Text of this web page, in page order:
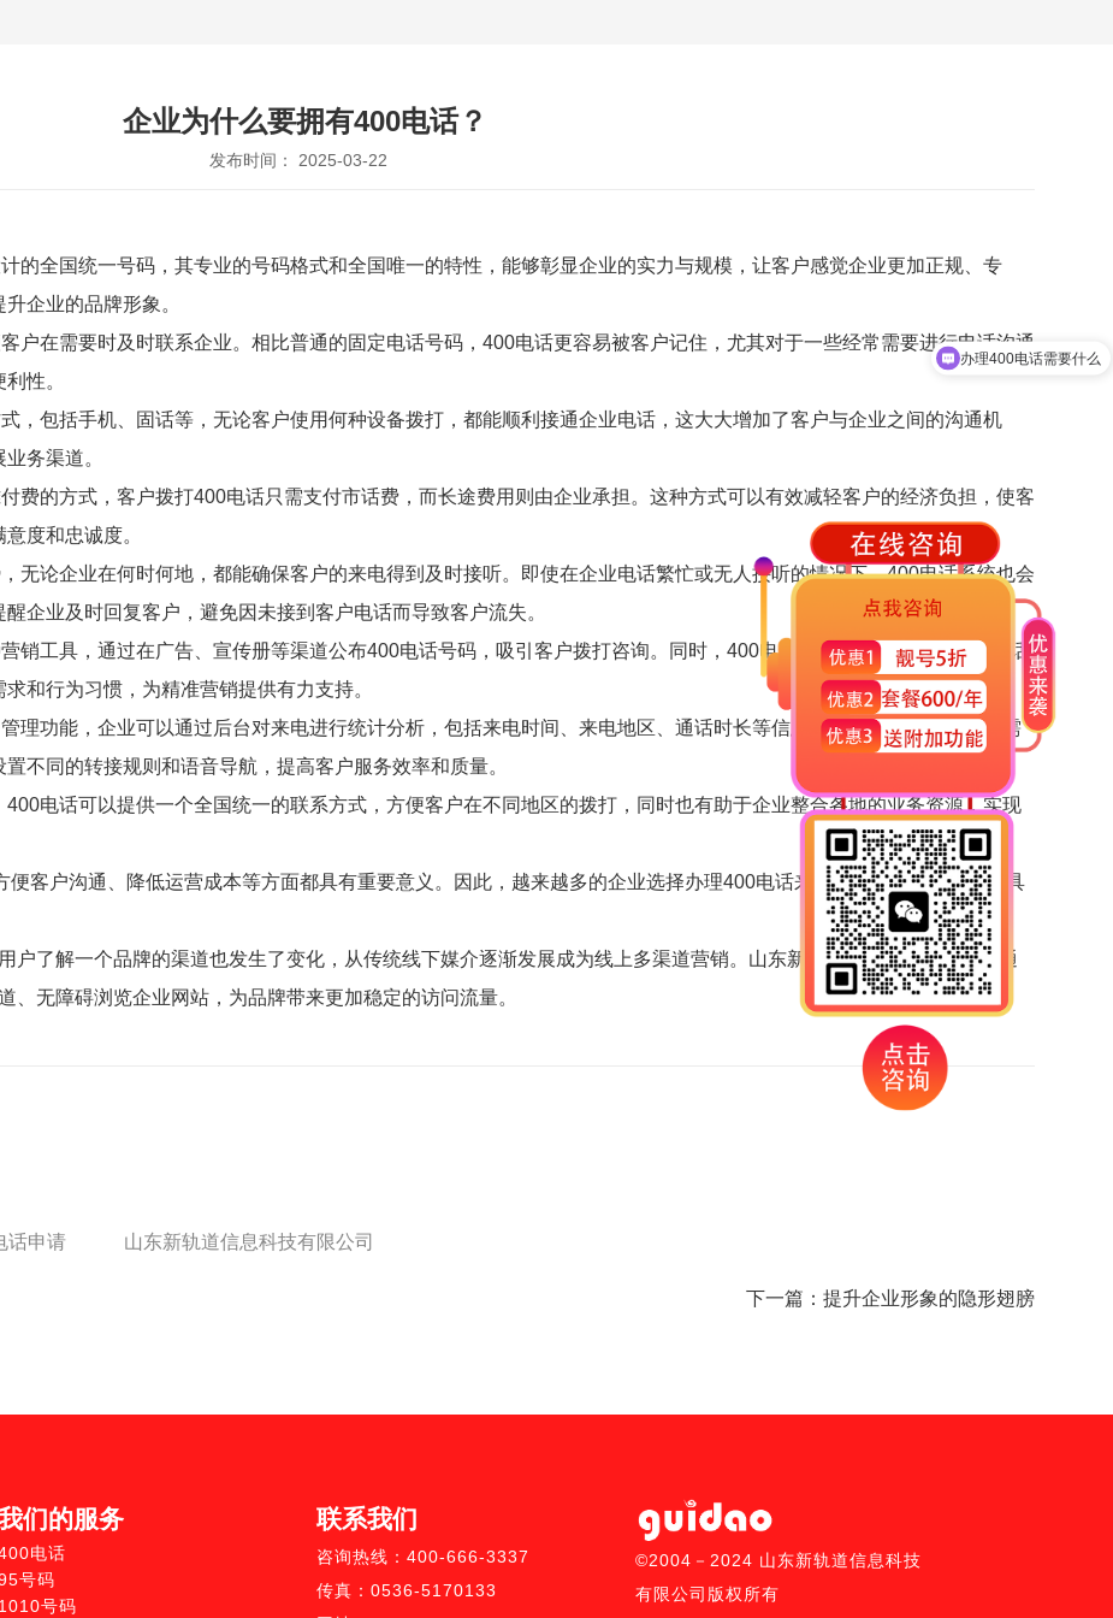
企业为什么要拥有400电话？
发布时间： 2025-03-22
的全国统一号码，其专业的号码格式和全国唯一的特性，能够彰显企业的实力与规模，让客户感觉企业更加正规、专
企业的品牌形象。
户在需要时及时联系企业。相比普通的固定电话号码，400电话更容易被客户记住，尤其对于一些经常需要进行电话沟通
性。
，包括手机、固话等，无论客户使用何种设备拨打，都能顺利接通企业电话，这大大增加了客户与企业之间的沟通机
务渠道。
费的方式，客户拨打400电话只需支付市话费，而长途费用则由企业承担。这种方式可以有效减轻客户的经济负担，使客
度和忠诚度。
无论企业在何时何地，都能确保客户的来电得到及时接听。即使在企业电话繁忙或无人接听的情况下，400电话系统也会
企业及时回复客户，避免因未接到客户电话而导致客户流失。
销工具，通过在广告、宣传册等渠道公布400电话号码，吸引客户拨打咨询。同时，400电话系统还可以提供详细的通话
和行为习惯，为精准营销提供有力支持。
理功能，企业可以通过后台对来电进行统计分析，包括来电时间、来电地区、通话时长等信息，以便更好地了解客户需
不同的转接规则和语音导航，提高客户服务效率和质量。
400电话可以提供一个全国统一的联系方式，方便客户在不同地区的拨打，同时也有助于企业整合各地的业务资源，实现
客户沟通、降低运营成本等方面都具有重要意义。因此，越来越多的企业选择办理400电话来作为对外沟通的重要工具
了解一个品牌的渠道也发生了变化，从传统线下媒介逐渐发展成为线上多渠道营销。 山东新轨道信息科技有限公司
通
无障碍浏览企业网站，为品牌带来更加稳定的访问流量。
话申请 山东新轨道信息科技有限公司
下一篇： 提升企业形象的隐形翅膀
们的服务
电话
号码
1010号码
联系我们
咨询热线：400-666-3337
传真：0536-5170133
©2004－2024 山东新轨道信息科技
有限公司版权所有
特惠套餐